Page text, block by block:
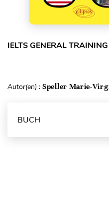
IELTS GENERAL
Autor(en) : Speller Marie-
BUCH